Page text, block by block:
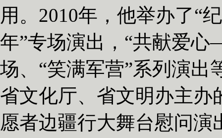
用。2010年，他举办了“
年”专场演出，“共献爱
场、“笑满军营”系列演出
省文化厅、省文明办主
愿者边疆行大舞台慰问